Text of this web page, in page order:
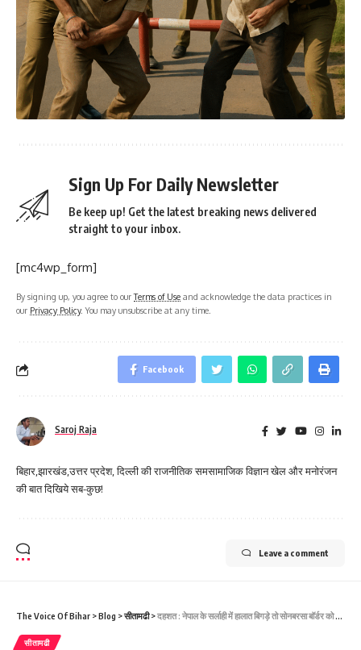
Sign Up For Daily Newsletter
Be keep up! Get the latest breaking news delivered
straight to your inbox.
[mc4wp_form]
By signing up, you agree to ourTerms of Use and acknowledge the data practices in
our Privacy Policy. You may unsubscribe at any time.
Facebook
Saroj Raja
बिहार,झारखंड,उत्तर प्रदेश, दिल्ली की राजनीतिक समसामाजिक विज्ञान खेल और मनोरंजन
की बात दिखिये सब-कुछ!
Leave a comment
The Voice Of Bihar >Blog >सीतामढी>दहशत : नेपाल के सर्लाही में हालात बिगड़े तो सोनबरसा बॉर्डर को किया गया बंद, भिट्‌ठामोड़ बॉर्डर पर सन्नाटा
सीतामढी